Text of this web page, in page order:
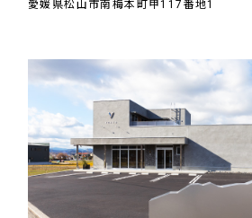
愛媛県松山市南梅本町甲117番地1